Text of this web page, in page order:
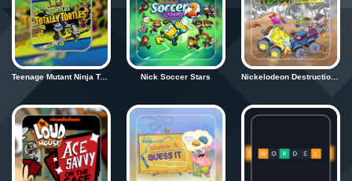
Teenage Mutant Ninja Turtles Totally Turtles Nick Soccer Stars Nickelodeon Destruction Truck Derby